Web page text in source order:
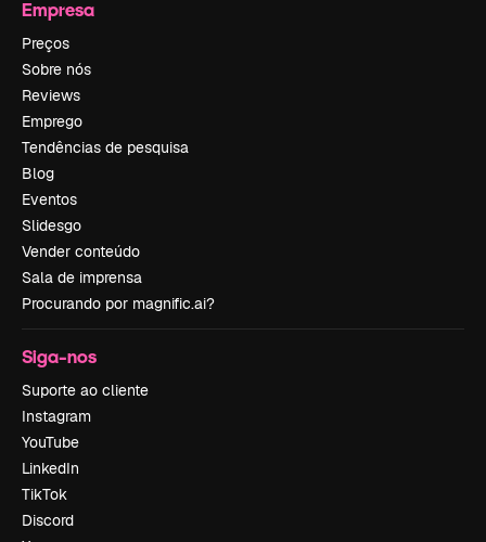
Empresa
Preços
Sobre nós
Reviews
Emprego
Tendências de pesquisa
Blog
Eventos
Slidesgo
Vender conteúdo
Sala de imprensa
Procurando por magnific.ai?
Siga-nos
Suporte ao cliente
Instagram
YouTube
LinkedIn
TikTok
Discord